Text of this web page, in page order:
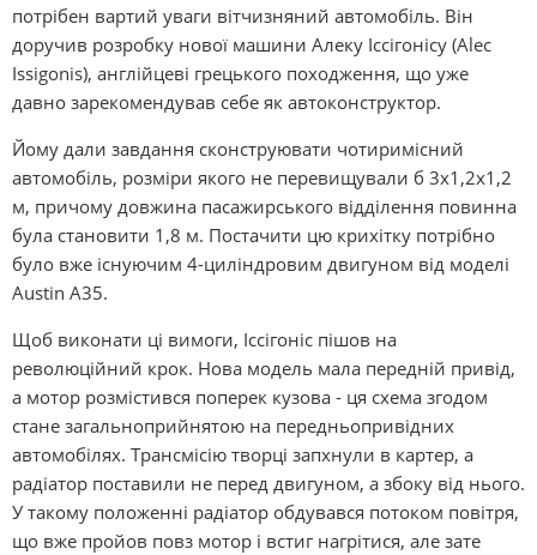
потрібен вартий уваги вітчизняний автомобіль. Він
доручив розробку нової машини Алеку Іссігонісу (Alec
Іssіgonіs), англійцеві грецького походження, що уже
давно зарекомендував себе як автоконструктор.
Йому дали завдання сконструювати чотиримісний
автомобіль, розміри якого не перевищували б 3х1,2х1,2
м, причому довжина пасажирського відділення повинна
була становити 1,8 м. Постачити цю крихітку потрібно
було вже існуючим 4-циліндровим двигуном від моделі
Austіn A35.
Щоб виконати ці вимоги, Іссігоніс пішов на
революційний крок. Нова модель мала передній привід,
а мотор розмістився поперек кузова - ця схема згодом
стане загальноприйнятою на передньопривідних
автомобілях. Трансмісію творці запхнули в картер, а
радіатор поставили не перед двигуном, а збоку від нього.
У такому положенні радіатор обдувався потоком повітря,
що вже пройов повз мотор і встиг нагрітися, але зате